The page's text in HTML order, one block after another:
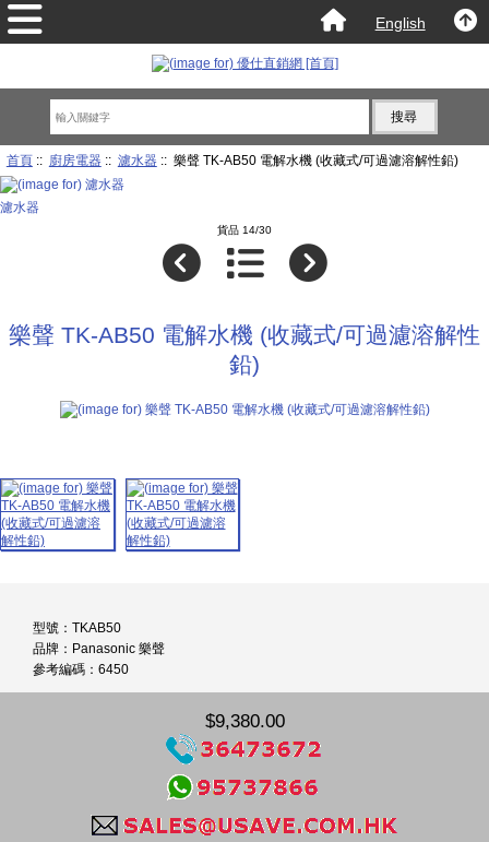
English
首頁:: 廚房電器:: 濾水器:: 樂聲 TK-AB50 電解水機 (收藏式/可過濾溶解性鉛)
濾水器
貨品 14/30
樂聲 TK-AB50 電解水機 (收藏式/可過濾溶解性
鉛)
型號：TKAB50
品牌：Panasonic 樂聲
參考編碼：6450
$9,380.00